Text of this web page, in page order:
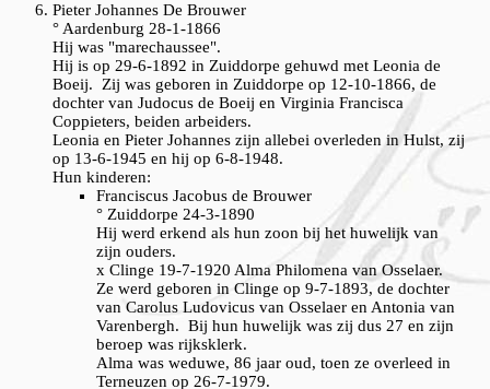
Pieter Johannes De Brouwer
° Aardenburg 28-1-1866
Hij was "marechaussee".
Hij is op 29-6-1892 in Zuiddorpe gehuwd met Leonia de
Boeij. Zij was geboren in Zuiddorpe op 12-10-1866, de
dochter van Judocus de Boeij en Virginia Francisca
Coppieters, beiden arbeiders.
Leonia en Pieter Johannes zijn allebei overleden in Hulst, zij
op 13-6-1945 en hij op 6-8-1948.
Hun kinderen:
Franciscus Jacobus de Brouwer
° Zuiddorpe 24-3-1890
Hij werd erkend als hun zoon bij het huwelijk van
zijn ouders.
x Clinge 19-7-1920 Alma Philomena van Osselaer.
Ze werd geboren in Clinge op 9-7-1893, de dochter
van Carolus Ludovicus van Osselaer en Antonia van
Varenbergh. Bij hun huwelijk was zij dus 27 en zijn
beroep was rijksklerk.
Alma was weduwe, 86 jaar oud, toen ze overleed in
Terneuzen op 26-7-1979.